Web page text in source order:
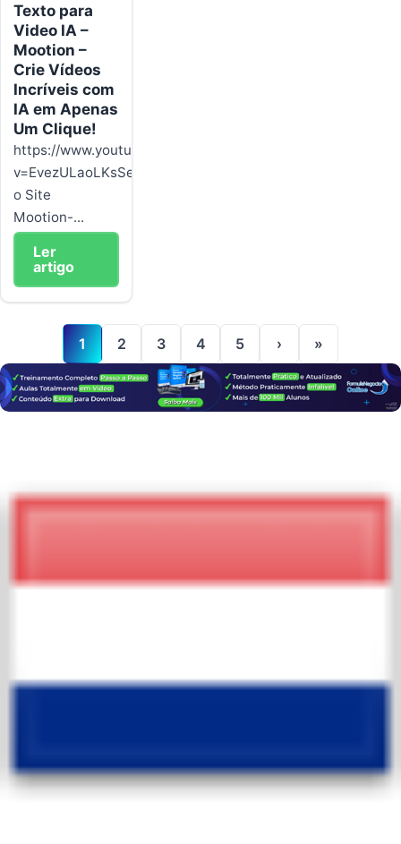
Texto para
Video IA –
Mootion –
Crie Vídeos
Incríveis com
IA em Apenas
Um Clique!
https://www.youtube.com/watch?
v=EvezULaoLKsSegue
o Site
Mootion-...
Ler
artigo
1 2 3 4 5 › »